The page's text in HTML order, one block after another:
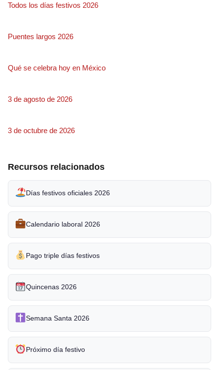
Todos los días festivos 2026
Puentes largos 2026
Qué se celebra hoy en México
3 de agosto de 2026
3 de octubre de 2026
Recursos relacionados
Días festivos oficiales 2026
Calendario laboral 2026
Pago triple días festivos
Quincenas 2026
Semana Santa 2026
Próximo día festivo